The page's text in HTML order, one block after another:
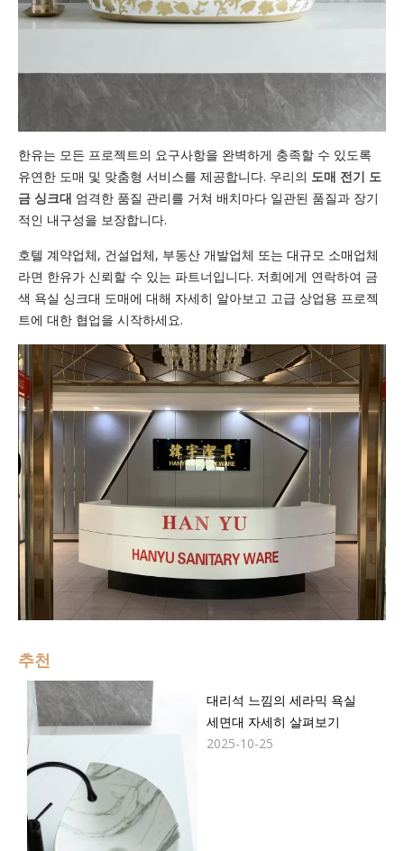
한유는 모든 프로젝트의 요구사항을 완벽하게 충족할 수 있도록
유연한 도매 및 맞춤형 서비스를 제공합니다. 우리의 도매 전기 도
금 싱크대 엄격한 품질 관리를 거쳐 배치마다 일관된 품질과 장기
적인 내구성을 보장합니다.
호텔 계약업체, 건설업체, 부동산 개발업체 또는 대규모 소매업체
라면 한유가 신뢰할 수 있는 파트너입니다. 저희에게 연락하여 금
색 욕실 싱크대 도매에 대해 자세히 알아보고 고급 상업용 프로젝
트에 대한 협업을 시작하세요.
추천
대리석 느낌의 세라믹 욕실
세면대 자세히 살펴보기
2025-10-25